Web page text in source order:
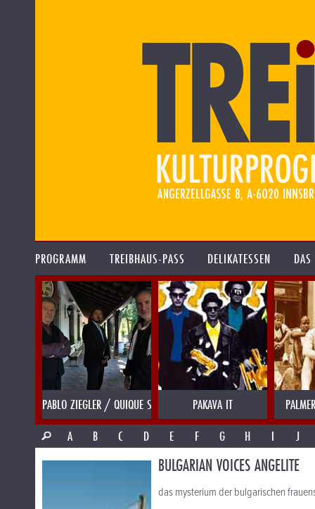
PROGRAMM TREIBHAUS-PASS DELIKATESSEN
PABLO ZIEGLER / QUIQUE SINESI PAKAVA IT
A
B C D E F G H I J
BULGARIAN VOICES ANGELITE
das mysterium der bulgarischen